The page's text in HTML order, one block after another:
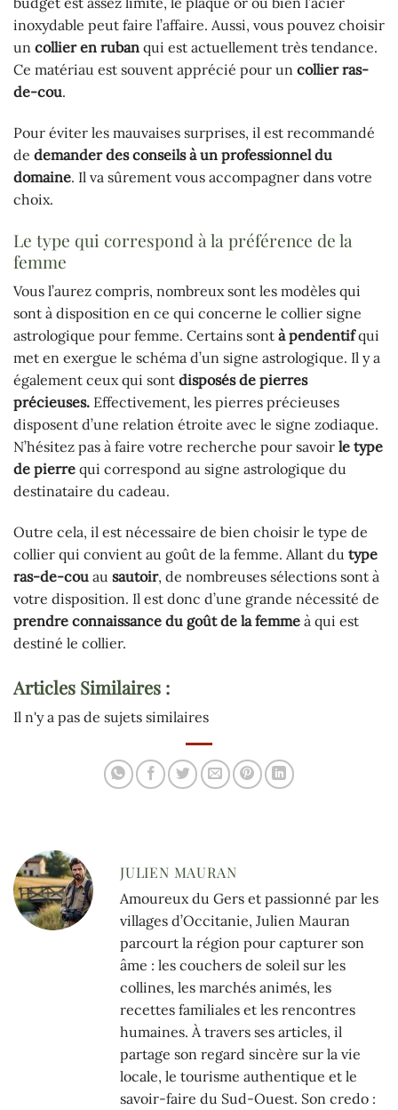
inoxydable peut faire l’affaire. Aussi, vous pouvez choisir
un collier en ruban qui est actuellement très tendance.
Ce matériau est souvent apprécié pour un collier ras-
de-cou.
Pour éviter les mauvaises surprises, il est recommandé
de demander des conseils à un professionnel du
domaine. Il va sûrement vous accompagner dans votre
choix.
Le type qui correspond à la préférence de la
femme
Vous l’aurez compris, nombreux sont les modèles qui
sont à disposition en ce qui concerne le collier signe
astrologique pour femme. Certains sont à pendentifqui
met en exergue le schéma d’un signe astrologique. Il y a
également ceux qui sont disposés de pierres
précieuses. Effectivement, les pierres précieuses
disposent d’une relation étroite avec le signe zodiaque.
N’hésitez pas à faire votre recherche pour savoir le type
de pierre qui correspond au signe astrologique du
destinataire du cadeau.
Outre cela, il est nécessaire de bien choisir le type de
collier qui convient au goût de la femme. Allant du type
ras-de-cou au sautoir, de nombreuses sélections sont à
votre disposition. Il est donc d’une grande nécessité de
prendre connaissance du goût de la femme à qui est
destiné le collier.
Articles Similaires :
Il n'y a pas de sujets similaires
JULIEN MAURAN
Amoureux du Gers et passionné par les
villages d’Occitanie, Julien Mauran
parcourt la région pour capturer son
âme : les couchers de soleil sur les
collines, les marchés animés, les
recettes familiales et les rencontres
humaines. À travers ses articles, il
partage son regard sincère sur la vie
locale, le tourisme authentique et le
savoir-faire du Sud-Ouest. Son credo :